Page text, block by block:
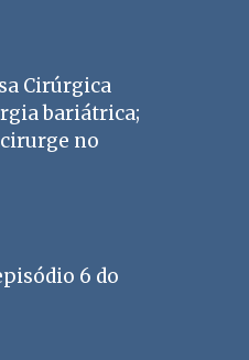
Cirúrgica
bariátrica;
no
6 do